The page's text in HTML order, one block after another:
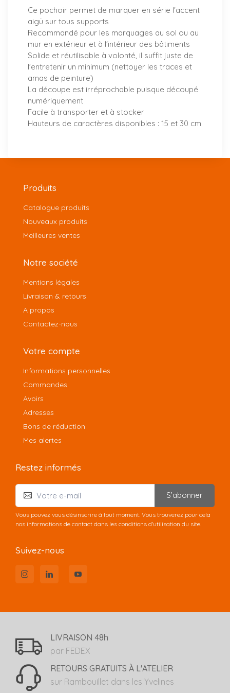
Ce pochoir permet de marquer en série l'accent
aigü sur tous supports
Recommandé pour les marquages au sol ou au
mur en extérieur et à l'intérieur des bâtiments
Solide et réutilisable à volonté, il suffit juste de
l'entretenir un minimum (nettoyer les traces et
amas de peinture)
La découpe est irréprochable puisque découpé
numériquement
Facile à transporter et à stocker
Hauteurs de caractères disponibles : 15 et 30 cm
Produits
Catalogue produits
Nouveaux produits
Meilleures ventes
Notre société
Mentions légales
Livraison & retours
A propos
Contactez-nous
Votre compte
Informations personnelles
Commandes
Avoirs
Adresses
Bons de réduction
Mes alertes
Restez informés
S’abonner
Vous pouvez vous désinscrire à tout moment. Vous trouverez pour cela
nos informations de contact dans les conditions d'utilisation du site.
Suivez-nous
LIVRAISON 48h
par FEDEX
RETOURS GRATUITS À L'ATELIER
sur Rambouillet dans les Yvelines